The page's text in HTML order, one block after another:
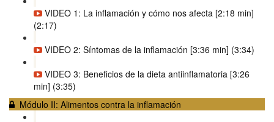
VIDEO 1: La inflamación y cómo nos afecta [2:18 min]
(2:17)
VIDEO 2: Síntomas de la inflamación [3:36 min] (3:34)
VIDEO 3: Beneficios de la dieta antiinflamatoria [3:26
min] (3:35)
Módulo II: Alimentos contra la inflamación